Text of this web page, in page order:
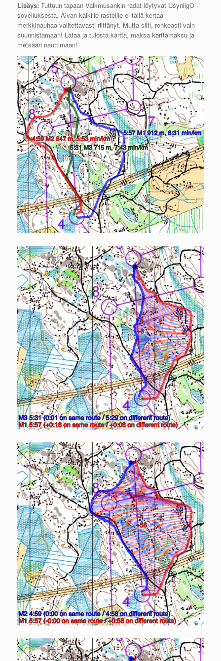
Lisäys: Tuttuun tapaan Valkmusankin radat löytyvät UsynligO -
sovelluksesta. Aivan kaikille rasteille ei tällä kertaa
merkkinauhaa valitettavasti riittänyt. Mutta silti, rohkeasti vain
suunnistamaan! Lataa ja tulosta kartta, maksa karttamaksu ja
metsään nauttimaan!